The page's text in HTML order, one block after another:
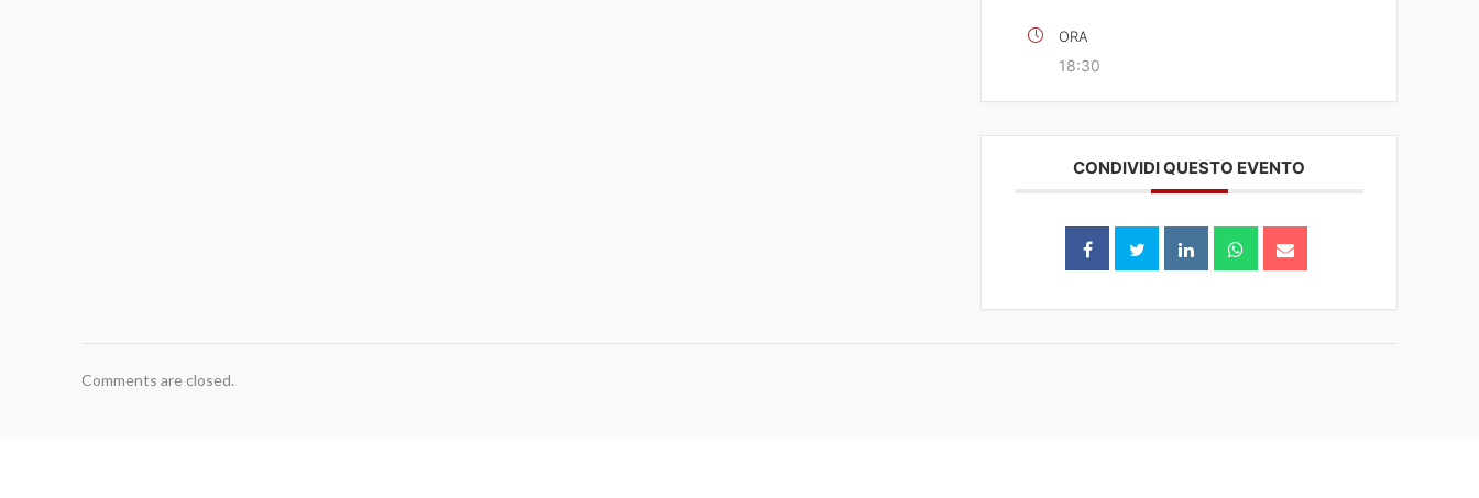
ORA
18:30
CONDIVIDI QUESTO EVENTO
Comments are closed.